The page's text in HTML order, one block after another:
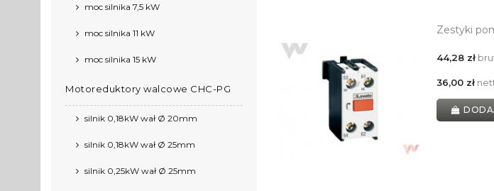
moc silnika 7,5 kW
moc silnika 11 kW
moc silnika 15 kW
Motoreduktory walcowe CHC-PG
silnik 0,18kW wał Ø 20mm
silnik 0,18kW wał Ø 25mm
silnik 0,25kW wał Ø 25mm
Zestyki
44,28 zł
36,00 zł